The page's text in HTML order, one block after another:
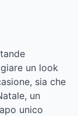
un look
sia che
un
unico